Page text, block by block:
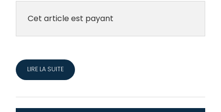
Cet article est payant
LIRE LA SUITE